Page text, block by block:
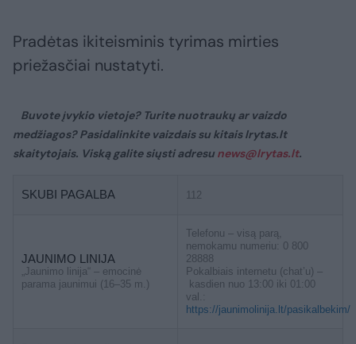
Pradėtas ikiteisminis tyrimas mirties
priežasčiai nustatyti.
Buvote įvykio vietoje? Turite nuotraukų ar vaizdo
medžiagos? Pasidalinkite vaizdais su kitais lrytas.lt
skaitytojais. Viską galite siųsti adresu news@lrytas.lt.
SKUBI PAGALBA 112
JAUNIMO LINIJA
„Jaunimo linija“ – emocinė
parama jaunimui (16–35 m.)
Telefonu – visą parą,
nemokamu numeriu: 0 800
28888
Pokalbiais internetu (chat’u) –
kasdien nuo 13:00 iki 01:00
val.:
https://jaunimolinija.lt/pasikalbekim/